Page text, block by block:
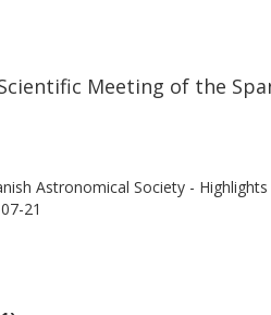
Meeting of the
Astronomical Society -
21